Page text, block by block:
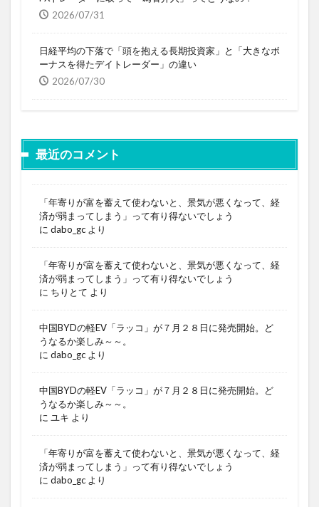
2026/07/31
日経平均の下落で「頭を抱える長期投資家」と「大きなボ
ーナスを得たデイトレーダー」の違い
2026/07/30
最近のコメント
「年寄りが富を蓄えて使わないと、景気が悪くなって、経
済が弱まってしまう」って有り得ないでしょう
に dabo_gc より
「年寄りが富を蓄えて使わないと、景気が悪くなって、経
済が弱まってしまう」って有り得ないでしょう
に ちりとて より
中国BYDの軽EV「ラッコ」が７月２８日に発売開始。ど
うなるか楽しみ～～。
に dabo_gc より
中国BYDの軽EV「ラッコ」が７月２８日に発売開始。ど
うなるか楽しみ～～。
に ユキ より
「年寄りが富を蓄えて使わないと、景気が悪くなって、経
済が弱まってしまう」って有り得ないでしょう
に dabo_gc より